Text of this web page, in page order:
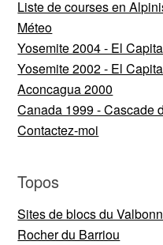
Liste de courses en
Méteo
Yosemite 2004 - El
Yosemite 2002 - El
Aconcagua 2000
Canada 1999 - Cascade
Contactez-moi
Topos
Sites de blocs du
Rocher du Barriou